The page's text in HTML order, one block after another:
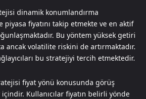
dinamik konumlandırma
piyasa fiyatını takip etmekte ve en aktif
Bu yöntem yüksek getiri
ancak volatilite riskini de artırmaktadır.
bu stratejiyi tercih etmektedir.
fiyat yönü konusunda görüş
Kullanıcılar fiyatın belirli yönde